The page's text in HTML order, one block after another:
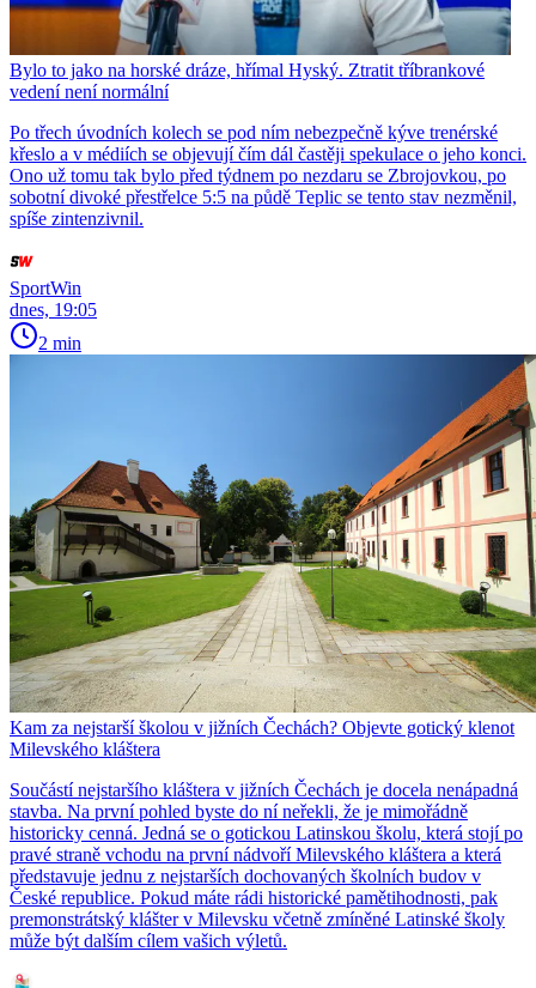
Bylo to jako na horské dráze, hřímal Hyský. Ztratit tříbrankové
vedení není normální
Po třech úvodních kolech se pod ním nebezpečně kýve trenérské
křeslo a v médiích se objevují čím dál častěji spekulace o jeho konci.
Ono už tomu tak bylo před týdnem po nezdaru se Zbrojovkou, po
sobotní divoké přestřelce 5:5 na půdě Teplic se tento stav nezměnil,
spíše zintenzivnil.
SportWin
dnes, 19:05
2 min
Kam za nejstarší školou v jižních Čechách? Objevte gotický klenot
Milevského kláštera
Součástí nejstaršího kláštera v jižních Čechách je docela nenápadná
stavba. Na první pohled byste do ní neřekli, že je mimořádně
historicky cenná. Jedná se o gotickou Latinskou školu, která stojí po
pravé straně vchodu na první nádvoří Milevského kláštera a která
představuje jednu z nejstarších dochovaných školních budov v
České republice. Pokud máte rádi historické pamětihodnosti, pak
premonstrátský klášter v Milevsku včetně zmíněné Latinské školy
může být dalším cílem vašich výletů.